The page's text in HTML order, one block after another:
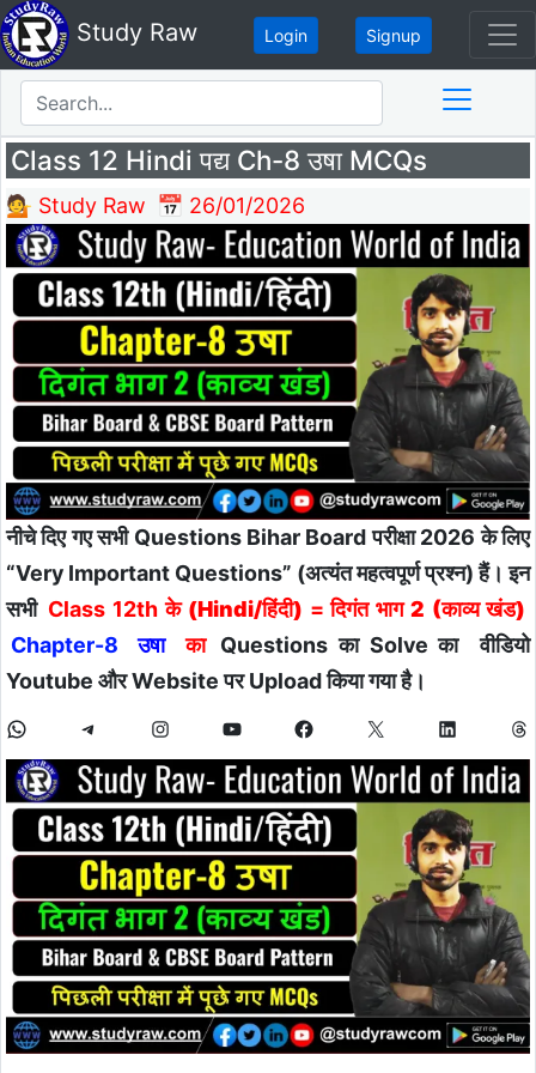
Study Raw Login Signup
Class 12 Hindi पद्य Ch-8 उषा MCQs
💁 Study Raw 📅 26/01/2026
नीचे दिए गए सभी Questions Bihar Board परीक्षा 2026 के लिए
“Very Important Questions” (अत्यंत महत्वपूर्ण प्रश्न) हैं। इन
सभी Class 12th के (Hindi/हिंदी) =दिगंत भाग 2 (काव्य खंड)
Chapter-8
उषा का Questions का Solve का वीडियो
Youtube और Website पर Upload किया गया है।